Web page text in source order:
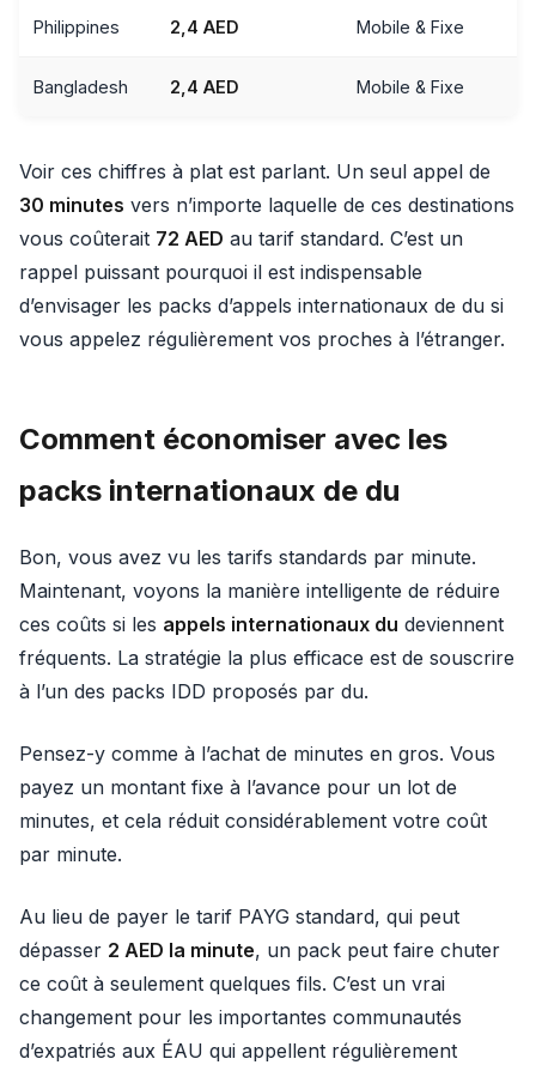
Philippines 2,4 AED Mobile & Fixe
Bangladesh 2,4 AED Mobile & Fixe
Voir ces chiffres à plat est parlant. Un seul appel de
30 minutes vers n’importe laquelle de ces destinations
vous coûterait 72 AED au tarif standard. C’est un
rappel puissant pourquoi il est indispensable
d’envisager les packs d’appels internationaux de du si
vous appelez régulièrement vos proches à l’étranger.
Comment économiser avec les
packs internationaux de du
Bon, vous avez vu les tarifs standards par minute.
Maintenant, voyons la manière intelligente de réduire
ces coûts si les appels internationaux du deviennent
fréquents. La stratégie la plus efficace est de souscrire
à l’un des packs IDD proposés par du.
Pensez-y comme à l’achat de minutes en gros. Vous
payez un montant fixe à l’avance pour un lot de
minutes, et cela réduit considérablement votre coût
par minute.
Au lieu de payer le tarif PAYG standard, qui peut
dépasser 2 AED la minute, un pack peut faire chuter
ce coût à seulement quelques fils. C’est un vrai
changement pour les importantes communautés
d’expatriés aux ÉAU qui appellent régulièrement